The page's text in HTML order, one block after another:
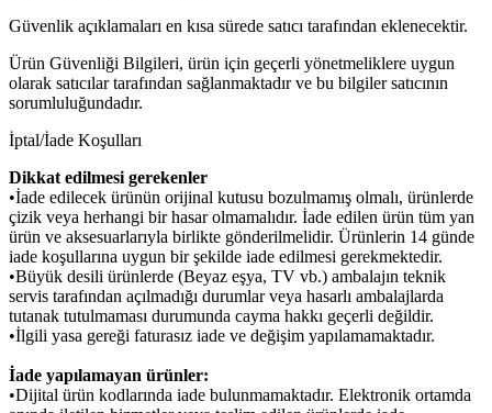
Güvenlik açıklamaları en kısa sürede satıcı tarafından eklenecektir.
Ürün Güvenliği Bilgileri, ürün için geçerli yönetmeliklere uygun
olarak satıcılar tarafından sağlanmaktadır ve bu bilgiler satıcının
sorumluluğundadır.
İptal/İade Koşulları
Dikkat edilmesi gerekenler
•İade edilecek ürünün orijinal kutusu bozulmamış olmalı, ürünlerde
çizik veya herhangi bir hasar olmamalıdır. İade edilen ürün tüm yan
ürün ve aksesuarlarıyla birlikte gönderilmelidir. Ürünlerin 14 günde
iade koşullarına uygun bir şekilde iade edilmesi gerekmektedir.
•Büyük desili ürünlerde (Beyaz eşya, TV vb.) ambalajın teknik
servis tarafından açılmadığı durumlar veya hasarlı ambalajlarda
tutanak tutulmaması durumunda cayma hakkı geçerli değildir.
•İlgili yasa gereği faturasız iade ve değişim yapılamamaktadır.
İade yapılamayan ürünler:
•Dijital ürün kodlarında iade bulunmamaktadır. Elektronik ortamda